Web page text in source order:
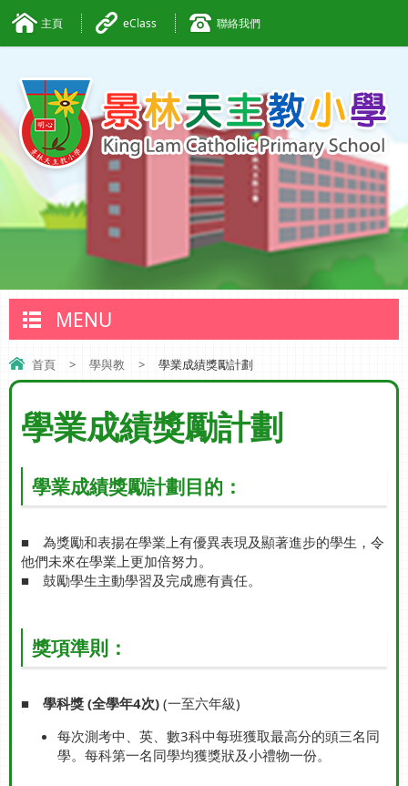
主頁 eClass 聯絡我們
MENU
首頁 > 學與教 > 學業成績獎勵計劃
學業成績獎勵計劃
學業成績獎勵計劃目的：
■ 為獎勵和表揚在學業上有優異表現及顯著進步的學生，令
他們未來在學業上更加倍努力。
■ 鼓勵學生主動學習及完成應有責任。
獎項準則：
■ 學科獎 (全學年4次) (一至六年級)
每次測考中、英、數3科中每班獲取最高分的頭三名同
學。每科第一名同學均獲獎狀及小禮物一份。